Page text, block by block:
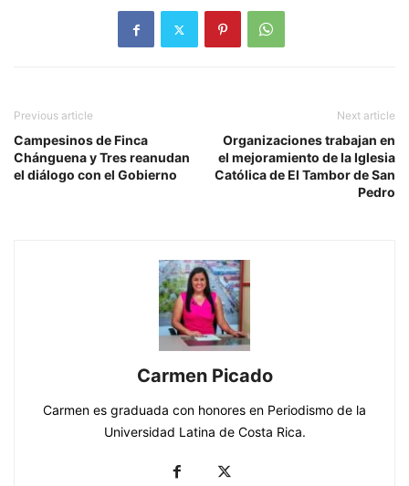
Previous article
Campesinos de Finca
Chánguena y Tres reanudan
el diálogo con el Gobierno
Next article
Organizaciones trabajan en
el mejoramiento de la Iglesia
Católica de El Tambor de San
Pedro
Carmen Picado
Carmen es graduada con honores en Periodismo de la
Universidad Latina de Costa Rica.